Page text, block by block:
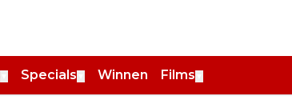
Specials Winnen Films